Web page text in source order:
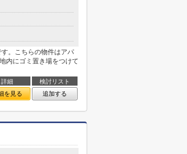
。こちらの物件はアパ
内にゴミ置き場をつけて
詳細
検討リスト
を見る 追加する